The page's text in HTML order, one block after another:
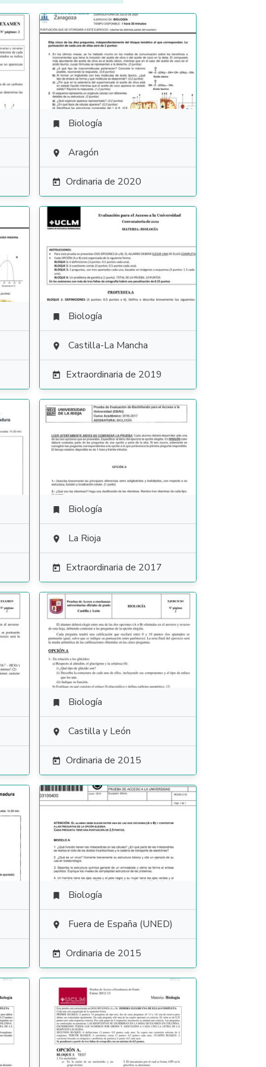
 Biología
 Aragón
 Ordinaria de 2020
 Biología
 Castilla-La Mancha
 Extraordinaria de 2019
 Biología
 La Rioja
 Extraordinaria de 2017
 Biología
 Castilla y León
 Ordinaria de 2015
 Biología
 Fuera de España (UNED)
 Ordinaria de 2015